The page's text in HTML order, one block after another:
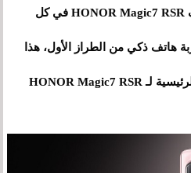
البطارية المدهش، يتميز هاتف HONOR Magic7 RSR في كل
ذكي من الطراز الأول، هذا
الدليل الشامل يبرز الميزات الرئيسية لـ HONOR Magic7 RSR